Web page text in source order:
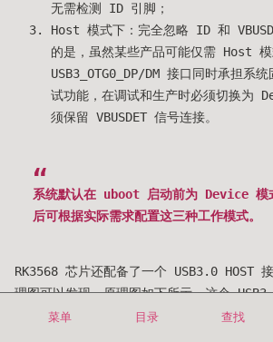
无需检测 ID 引脚；
Host 模式下：完全忽略 ID 和
的是，虽然某些产品可能仅需 Host
USB3_OTG0_DP/DM 接口同时承担系
试功能，在调试和生产时必须切换为
须保留 VBUSDET 信号连接。
系统默认在 uboot 启动前为 Device 模
后可根据实际需求配置这三种工作模式。
RK3568 芯片还配备了一个 USB3.0 HOST
理图可以发现，原理图如下所示，这个
为 5G 模块（RM500U-CN 模块）预留的。
菜单 目录 查找